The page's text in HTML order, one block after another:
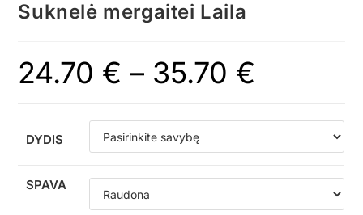
Suknelė mergaitei Laila
24.70 € – 35.70 €
DYDIS
SPAVA